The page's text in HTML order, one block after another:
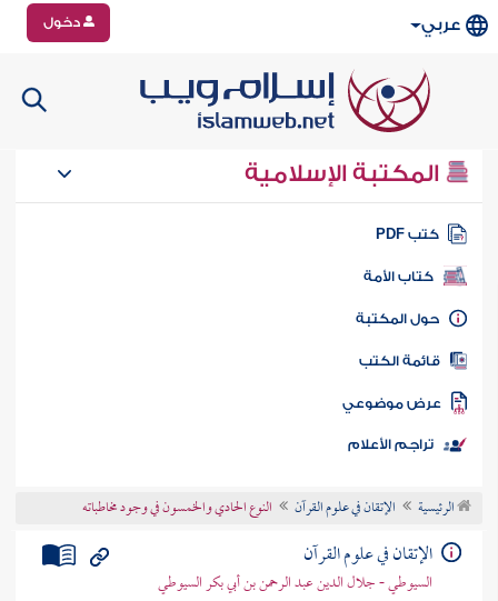
عربي دخول
المكتبة الإسلامية
كتب PDF
كتاب الأمة
المكتبة
الكتب
موضوعي
تراجم الأعلام
الرئيسية الإتقان في علوم القرآن النوع الحادي والخمسون في وجود مخاطباته
الإتقان في علوم القرآن
السيوطي - جلال الدين عبد الرحمن بن أبي بكر السيوطي